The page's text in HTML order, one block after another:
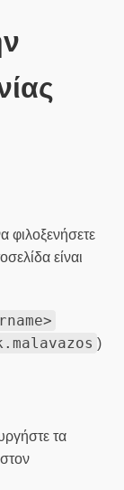
φιλοξενήσετε
είναι
)
τα